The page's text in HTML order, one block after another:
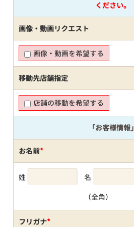
ください。
画像・動画リクエスト
画像・動画を希望する
移動先店舗指定
店舗の移動を希望する
「お客様情報」
お名前*
姓 名
（全角）
フリガナ*